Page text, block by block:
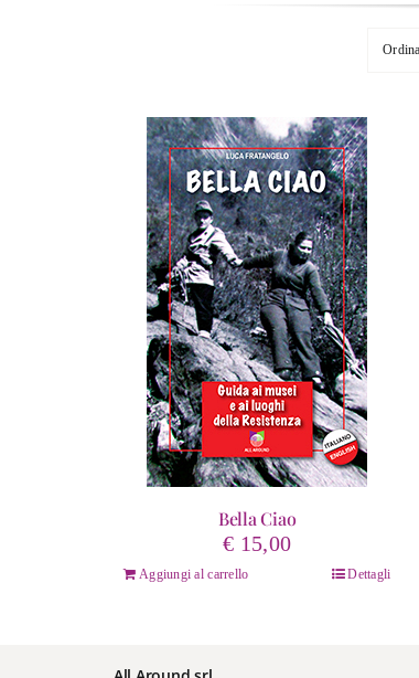
Bella Ciao
€ 15,00
Aggiungi al carrello Dettagli